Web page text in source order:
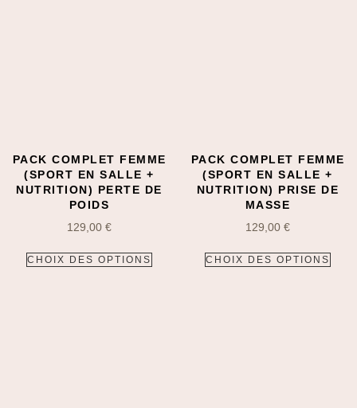
PACK COMPLET FEMME
(SPORT EN SALLE +
NUTRITION) PERTE DE
POIDS
129,00 €
CHOIX DES OPTIONS
PACK COMPLET FEMME
(SPORT EN SALLE +
NUTRITION) PRISE DE
MASSE
129,00 €
CHOIX DES OPTIONS